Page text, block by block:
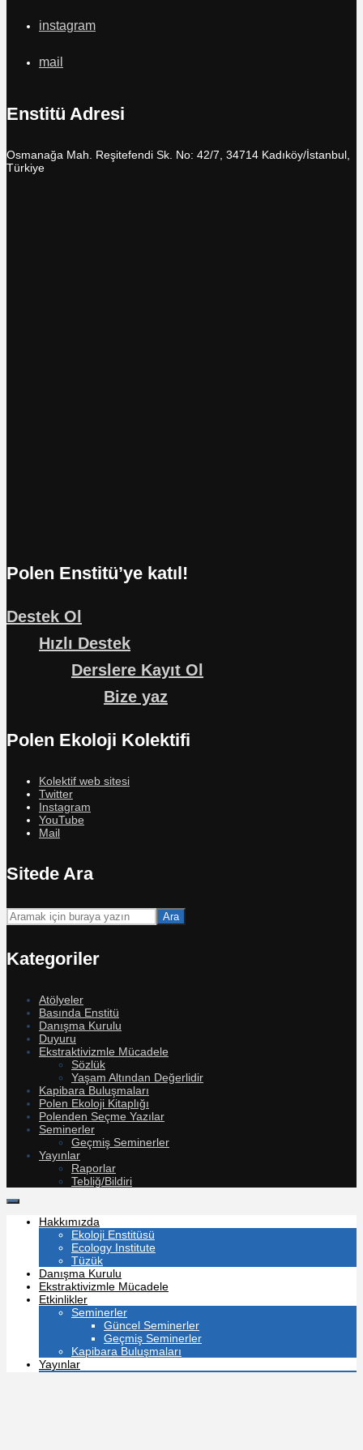
instagram
mail
Enstitü Adresi
Osmanağa Mah. Reşitefendi Sk. No: 42/7, 34714 Kadıköy/İstanbul,
Türkiye
Polen Enstitü’ye katıl!
Destek Ol
Hızlı Destek
Derslere Kayıt Ol
Bize yaz
Polen Ekoloji Kolektifi
Kolektif web sitesi
Twitter
Instagram
YouTube
Mail
Sitede Ara
Ara
Kategoriler
Atölyeler
Basında Enstitü
Danışma Kurulu
Duyuru
Ekstraktivizmle Mücadele
Sözlük
Yaşam Altından Değerlidir
Kapibara Buluşmaları
Polen Ekoloji Kitaplığı
Polenden Seçme Yazılar
Seminerler
Geçmiş Seminerler
Yayınlar
Raporlar
Tebliğ/Bildiri
Hakkımızda
Ekoloji Enstitüsü
Ecology Institute
Tüzük
Danışma Kurulu
Ekstraktivizmle Mücadele
Etkinlikler
Seminerler
Güncel Seminerler
Geçmiş Seminerler
Kapibara Buluşmaları
Yayınlar